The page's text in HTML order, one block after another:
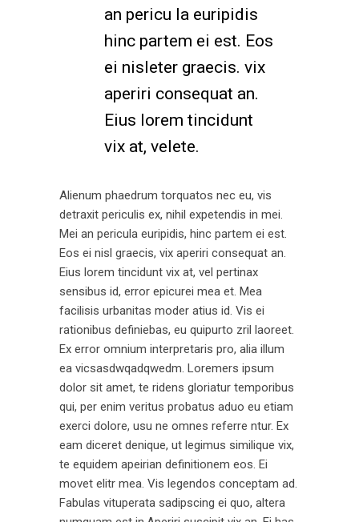
an pericu la euripidis
hinc partem ei est. Eos
ei nisleter graecis. vix
aperiri consequat an.
Eius lorem tincidunt
vix at, velete.
Alienum phaedrum torquatos nec eu, vis
detraxit periculis ex, nihil expetendis in mei.
Mei an pericula euripidis, hinc partem ei est.
Eos ei nisl graecis, vix aperiri consequat an.
Eius lorem tincidunt vix at, vel pertinax
sensibus id, error epicurei mea et. Mea
facilisis urbanitas moder atius id. Vis ei
rationibus definiebas, eu quipurto zril laoreet.
Ex error omnium interpretaris pro, alia illum
ea vicsasdwqadqwedm. Loremers ipsum
dolor sit amet, te ridens gloriatur temporibus
qui, per enim veritus probatus aduo eu etiam
exerci dolore, usu ne omnes referre ntur. Ex
eam diceret denique, ut legimus similique vix,
te equidem apeirian definitionem eos. Ei
movet elitr mea. Vis legendos conceptam ad.
Fabulas vituperata sadipscing ei quo, altera